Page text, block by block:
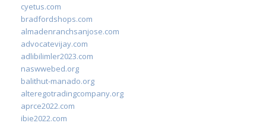
cyetus.com
bradfordshops.com
almadenranchsanjose.com
advocatevijay.com
adlibilimler2023.com
naswwebed.org
balithut-manado.org
alteregotradingcompany.org
aprce2022.com
ibie2022.com